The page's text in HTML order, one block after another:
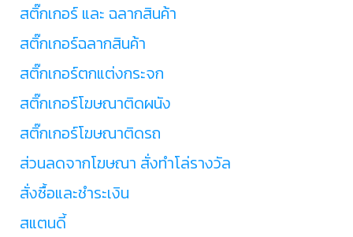
สติ๊กเกอร์ และ ฉลากสินค้า
สติ๊กเกอร์ฉลากสินค้า
สติ๊กเกอร์ตกแต่งกระจก
สติ๊กเกอร์โฆษณาติดผนัง
สติ๊กเกอร์โฆษณาติดรถ
ส่วนลดจากโฆษณา สั่งทำโล่รางวัล
สั่งซื้อและชำระเงิน
สแตนดี้